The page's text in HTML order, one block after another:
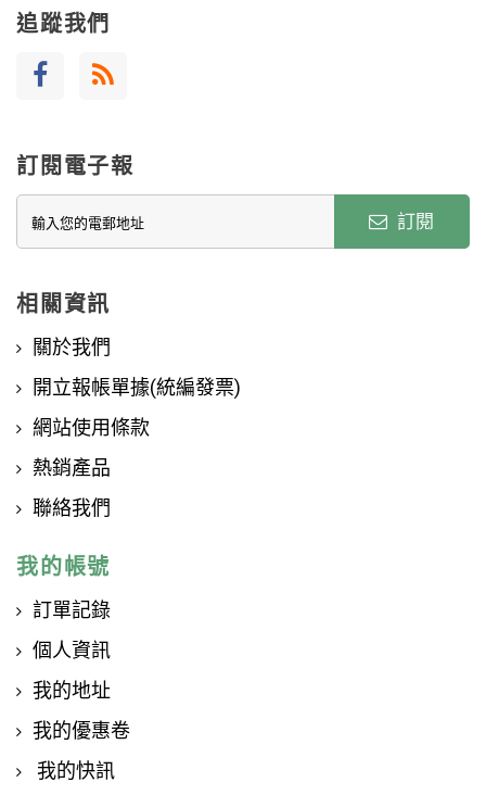
追蹤我們
訂閱電子報
訂閱
相關資訊
關於我們
開立報帳單據(統編發票)
網站使用條款
熱銷產品
聯絡我們
我的帳號
訂單記錄
個人資訊
我的地址
我的優惠卷
我的快訊